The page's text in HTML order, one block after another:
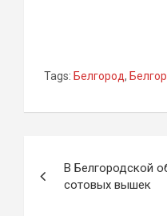
Tags: Белгород,
по
В Белгородской
сотовых вышек